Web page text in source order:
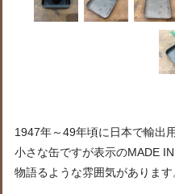
1947年～49年頃に日本で輸出
小さな缶ですが表示のMADE
物語るような雰囲気があります